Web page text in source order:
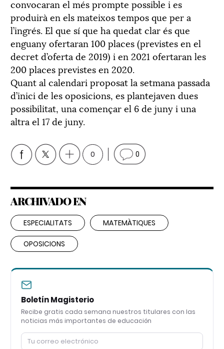
convocaran el més prompte possible i es
produirà en els mateixos tempos que per a
l’ingrés. El que sí que ha quedat clar és que
enguany ofertaran 100 places (previstes en el
decret d’oferta de 2019) i en 2021 ofertaran les
200 places previstes en 2020.
Quant al calendari proposat la setmana passada
d’inici de les oposicions, es plantejaven dues
possibilitat, una començar el 6 de juny i una
altra el 17 de juny.
0 0
ARCHIVADO EN
ESPECIALITATS MATEMÀTIQUES
OPOSICIONS
Boletín Magisterio
Recibe gratis cada semana nuestros titulares con las
noticias más importantes de educación